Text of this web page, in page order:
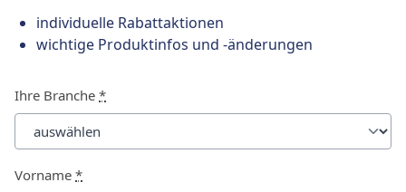
individuelle Rabattaktionen
wichtige Produktinfos und -änderungen
Ihre Branche *
Vorname *